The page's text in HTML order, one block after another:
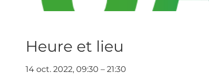
Heure et lieu
14 oct. 2022, 09:30 – 21:30